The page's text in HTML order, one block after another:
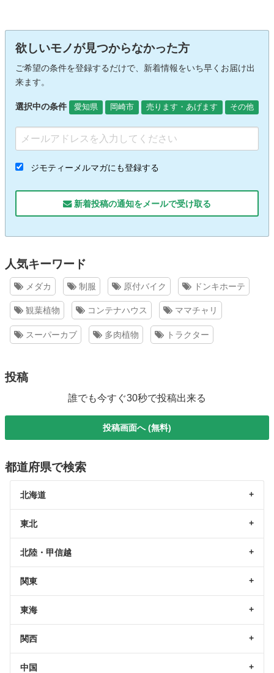
欲しいモノが見つからなかった方
ご希望の条件を登録するだけで、新着情報をいち早くお届け出
来ます。
選択中の条件 愛知県 岡崎市 売ります・あげます その他
ジモティーメルマガにも登録する
新着投稿の通知をメールで受け取る
人気キーワード
メダカ 制服 原付バイク ドンキホーテ
観葉植物 コンテナハウス ママチャリ
スーパーカブ 多肉植物 トラクター
投稿
誰でも今すぐ30秒で投稿出来る
投稿画面へ (無料)
都道府県で検索
北海道
東北
北陸・甲信越
関東
東海
関西
中国